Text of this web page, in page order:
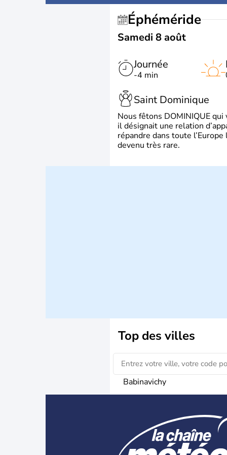
Éphéméride
Samedi 8 août
Journée
-4 min
Saint Dominique
Nous fêtons DOMINIQUE
il désignait une relation
répandre dans toute
devenu très rare.
Top des villes
Babinavichy